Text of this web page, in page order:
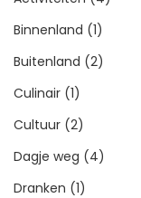
Binnenland (1)
Buitenland (2)
Culinair (1)
Cultuur (2)
Dagje weg (4)
Dranken (1)